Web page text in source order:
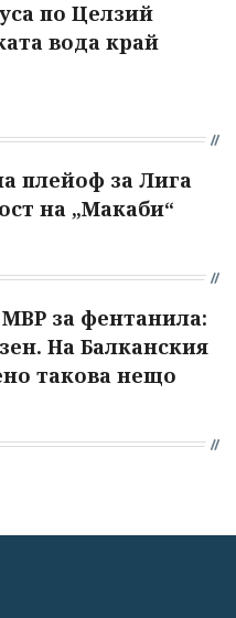
по Целзий
вода край
плейоф за Лига
на „Макаби“
за фентанила:
На Балканския
такова нещо